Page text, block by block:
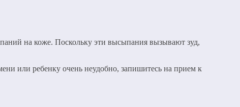
на коже. Поскольку эти высыпания вызывают зуд,
или ребенку очень неудобно, запишитесь на прием к